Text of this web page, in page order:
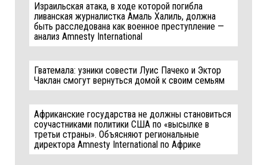
Израильская атака, в ходе которой погибла
ливанская журналистка Амаль Халиль, должна
быть расследована как военное преступление —
анализ Amnesty International
Гватемала: узники совести Луис Пачеко и Эктор
Чаклан смогут вернуться домой к своим семьям
Африканские государства не должны становиться
соучастниками политики США по «высылке в
третьи страны». Объясняют региональные
директора Amnesty International по Африке